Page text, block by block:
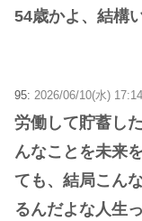
54歳かよ、結構
95: 2026/06/10(水)
労働して貯蓄し
んなことを未来
ても、結局こん
るんだよな人生